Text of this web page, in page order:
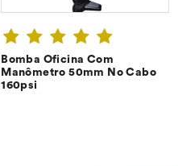
CONFIRA ➔
Bomba Oficina Com
Manômetro 50mm No Cabo
160psi